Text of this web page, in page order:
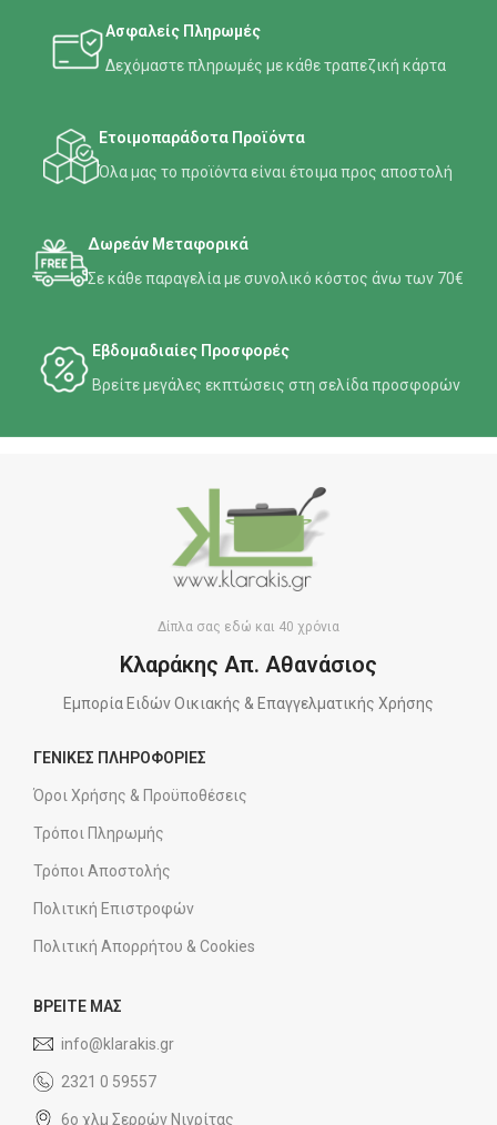
Ασφαλείς Πληρωμές
Δεχόμαστε πληρωμές με κάθε τραπεζική κάρτα
Ετοιμοπαράδοτα Προϊόντα
Όλα μας το προϊόντα είναι έτοιμα προς αποστολή
Δωρεάν Μεταφορικά
Σε κάθε παραγελία με συνολικό κόστος άνω των 70€
Εβδομαδιαίες Προσφορές
Βρείτε μεγάλες εκπτώσεις στη σελίδα προσφορών
Δίπλα σας εδώ και 40 χρόνια
Κλαράκης Απ. Αθανάσιος
Εμπορία Ειδών Οικιακής & Επαγγελματικής Χρήσης
ΓΕΝΙΚΕΣ ΠΛΗΡΟΦΟΡΙΕΣ
Όροι Χρήσης & Προϋποθέσεις
Τρόποι Πληρωμής
Τρόποι Αποστολής
Πολιτική Επιστροφών
Πολιτική Απορρήτου & Cookies
ΒΡΕΙΤΕ ΜΑΣ
info@klarakis.gr
2321 0 59557
6ο χλμ Σερρών Νιγρίτας